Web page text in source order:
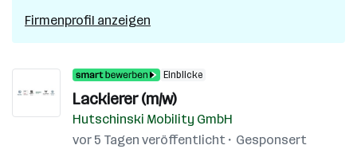
Firmenprofil anzeigen
Einblicke
Lackierer (m/w)
Hutschinski Mobility GmbH
vor 5 Tagen veröffentlicht
Gesponsert